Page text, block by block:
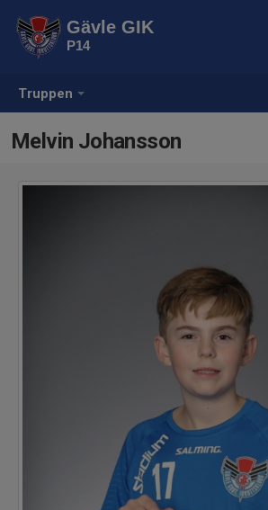
Truppen
Gävle GIK
P14
Melvin Johansson